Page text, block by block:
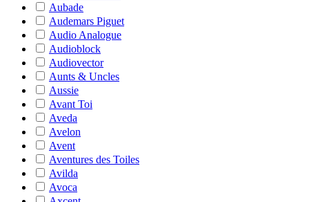
Aubade
Audemars Piguet
Audio Analogue
Audioblock
Audiovector
Aunts & Uncles
Aussie
Avant Toi
Aveda
Avelon
Avent
Aventures des Toiles
Avilda
Avoca